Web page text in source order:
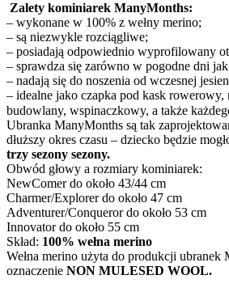
Zalety kominiarek ManyMonths:
– wykonane w 100% z wełny merino;
– są niezwykle rozciągliwe;
– posiadają odpowiednio wyprofilowany
– sprawdza się zarówno w pogodne dni
– nadają się do noszenia od wczesnej
– idealne jako czapka pod kask
budowlany, wspinaczkowy, a także
Ubranka ManyMonths są tak
dłuższy okres czasu – dziecko będzie
trzy sezony sezony.
Obwód głowy a rozmiary kominiarek:
NewComer do około 43/44 cm
Charmer/Explorer do około 47 cm
Adventurer/Conquerordo około 53 cm
Innovatordo około 55 cm
Skład: 100% wełna merino
Wełna merino użyta do produkcji ubranek
oznaczenie NON MULESED WOOL.